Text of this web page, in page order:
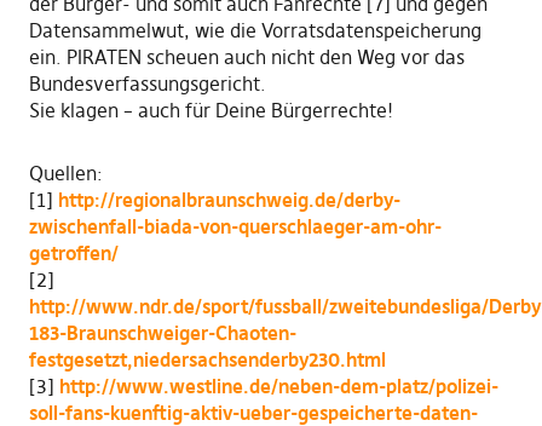
Datensammelwut, wie die Vorratsdatenspeicherung
ein. PIRATEN scheuen auch nicht den Weg vor das
Bundesverfassungsgericht.
Sie klagen – auch für Deine Bürgerrechte!
Quellen:
[1] http://regionalbraunschweig.de/derby-
zwischenfall-biada-von-querschlaeger-am-ohr-
getroffen/
[2]
http://www.ndr.de/sport/fussball/zweitebundesliga/
183-Braunschweiger-Chaoten-
festgesetzt,niedersachsenderby230.html
[3] http://www.westline.de/neben-dem-platz/polizei-
soll-fans-kuenftig-aktiv-ueber-gespeicherte-daten-